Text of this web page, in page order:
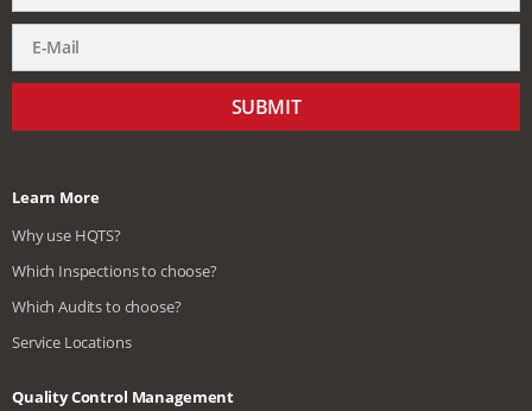
SUBMIT
Learn More
Why use HQTS?
Which Inspections to choose?
Which Audits to choose?
Service Locations
Quality Control Management